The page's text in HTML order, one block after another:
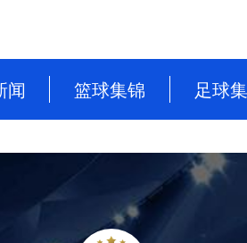
闻 篮球集锦
WNBA
足球
德甲